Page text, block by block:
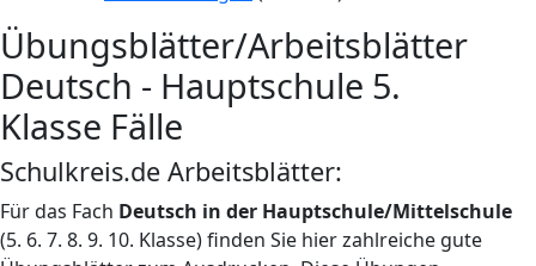
Übungsblätter/Arbeitsblätter
Deutsch - Hauptschule 5.
Klasse Fälle
Schulkreis.de Arbeitsblätter:
Für das Fach Deutsch in der Hauptschule/Mittelschule
(5. 6. 7. 8. 9. 10. Klasse) finden Sie hier zahlreiche gute